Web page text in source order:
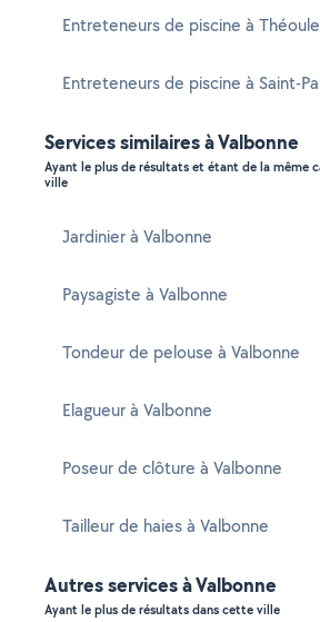
Entreteneurs de piscine à
Entreteneurs de piscine à Saint-
Services similaires à Valbonne
Ayant le plus de résultats et étant de la même
ville
Jardinier à Valbonne
Paysagiste à Valbonne
Tondeur de pelouse à Valbonne
Elagueur à Valbonne
Poseur de clôture à Valbonne
Tailleur de haies à Valbonne
Autres services à Valbonne
Ayant le plus de résultats dans cette ville